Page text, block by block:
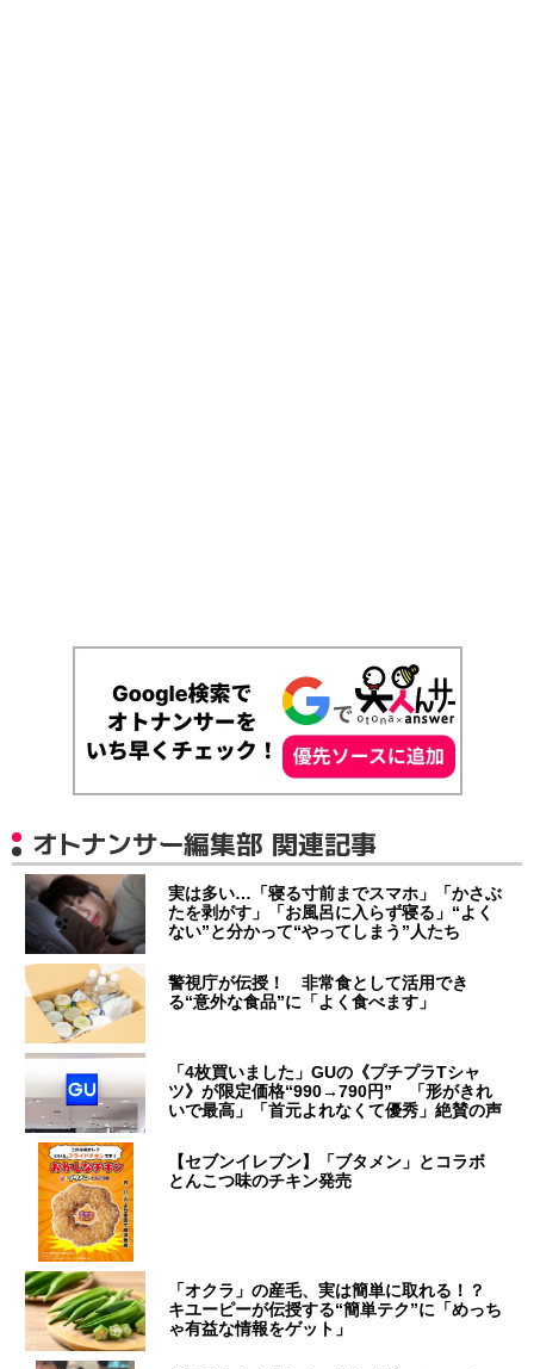
オトナンサー編集部 関連記事
実は多い…「寝る寸前までスマホ」「かさぶ
たを剥がす」「お風呂に入らず寝る」“よく
ない”と分かって“やってしまう”人たち
警視庁が伝授！ 非常食として活用でき
る“意外な食品”に「よく食べます」
「4枚買いました」GUの《プチプラTシャ
ツ》が限定価格“990→790円” 「形がきれ
いで最高」「首元よれなくて優秀」絶賛の声
【セブンイレブン】「ブタメン」とコラボ
とんこつ味のチキン発売
「オクラ」の産毛、実は簡単に取れる！？
キユーピーが伝授する“簡単テク”に「めっち
ゃ有益な情報をゲット」